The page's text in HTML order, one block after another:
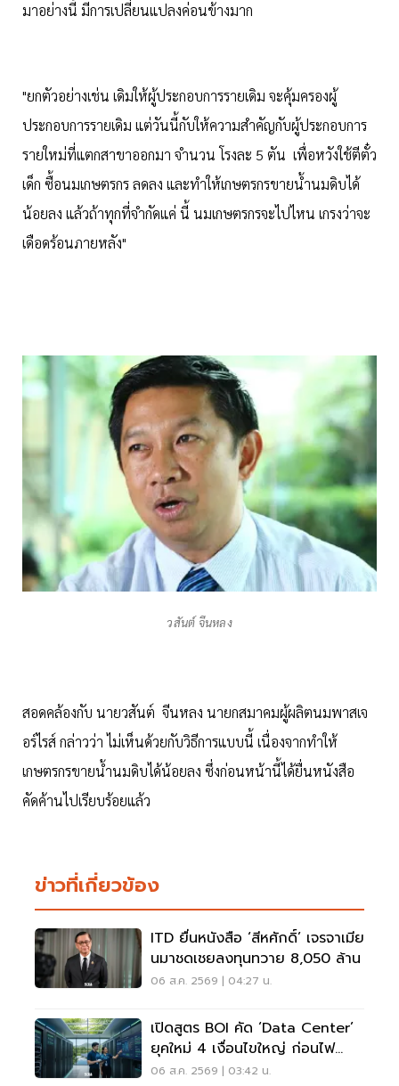
มาอย่างนี้ มีการเปลี่ยนแปลงค่อนข้างมาก
"ยกตัวอย่างเช่น เดิมให้ผู้ประกอบการรายเดิม จะคุ้มครองผู้
ประกอบการรายเดิม แต่วันนี้กับให้ความสำคัญกับผู้ประกอบการ
รายใหม่ที่แตกสาขาออกมา จำนวน โรงละ 5 ตัน เพื่อหวังใช้ตีตั๋ว
เด็ก ซื้อนมเกษตรกร ลดลง และทำให้เกษตรกรขายน้ำนมดิบได้
น้อยลง แล้วถ้าทุกที่จำกัดแค่ นี้ นมเกษตรกรจะไปไหน เกรงว่าจะ
เดือดร้อนภายหลัง"
วสันต์ จีนหลง
สอดคล้องกับ นายวสันต์ จีนหลง นายกสมาคมผู้ผลิตนมพาสเจ
อร์ไรส์ กล่าวว่า ไม่เห็นด้วยกับวิธีการแบบนี้ เนื่องจากทำให้
เกษตรกรขายน้ำนมดิบได้น้อยลง ซึ่งก่อนหน้านี้ได้ยื่นหนังสือ
คัดค้านไปเรียบร้อยแล้ว
ข่าวที่เกี่ยวข้อง
ITD ยื่นหนังสือ ‘สีหศักดิ์’ เจรจาเมีย
นมาชดเชยลงทุนทวาย 8,050 ล้าน
06 ส.ค. 2569 | 04:27 น.
เปิดสูตร BOI คัด ‘Data Center’
ยุคใหม่ 4 เงื่อนไขใหญ่ ก่อนไฟ
เขียวลงทุน
06 ส.ค. 2569 | 03:42 น.